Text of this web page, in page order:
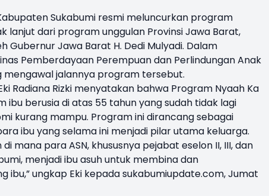
Sukabumi resmi meluncurkan program
lanjut dari program unggulan Provinsi Jawa Barat,
Gubernur Jawa Barat H. Dedi Mulyadi. Dalam
Pemberdayaan Perempuan dan Perlindungan Anak
jalannya program tersebut.
Radiana Rizki menyatakan bahwa Program Nyaah Ka
ibu berusia di atas 55 tahun yang sudah tidak lagi
kurang mampu. Program ini dirancang sebagai
ibu yang selama ini menjadi pilar utama keluarga.
mana para ASN, khususnya pejabat eselon II, III, dan
menjadi ibu asuh untuk membina dan
ibu,” ungkap Eki kepada sukabumiupdate.com, Jumat